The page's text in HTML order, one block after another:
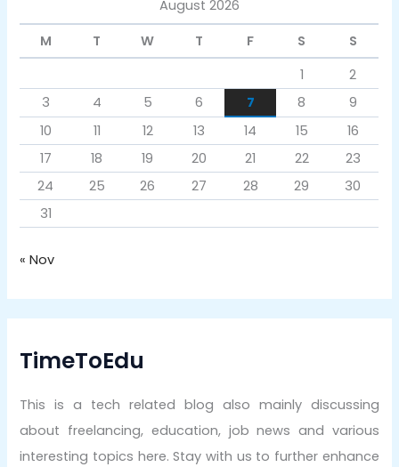
August 2026
M
T W T F S
S
1
2
3
4 5 6 7 8
9
10
11 12 13 14 15
16
17
18 19 20 21 22
23
24
25 26 27 28 29
30
31
« Nov
TimeToEdu
This is a tech related blog also mainly discussing
about freelancing, education, job news and various
interesting topics here. Stay with us to further enhance